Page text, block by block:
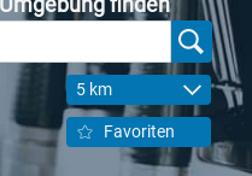
5 km
Favoriten